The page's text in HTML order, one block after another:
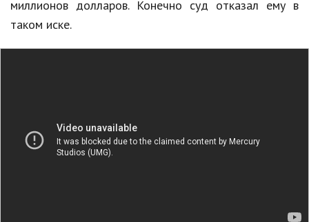
миллионов долларов. Конечно суд отказал ему в
таком иске.